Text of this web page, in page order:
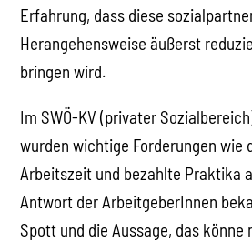
Erfahrung, dass diese
Herangehensweise äußerst
bringen wird.
Im SWÖ-KV (privater
wurden wichtige Forderungen wie
Arbeitszeit und bezahlte Praktika
Antwort der ArbeitgeberInnen
Spott und die Aussage, das könne